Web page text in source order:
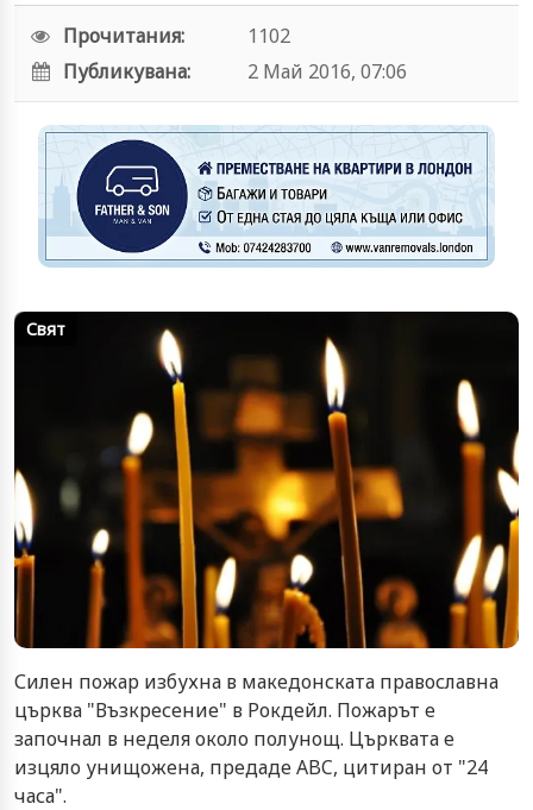
Прочитания:
1102
Публикувана:
2 Май 2016, 07:06
Свят
Силен пожар избухна в македонската православна
църква "Възкресение" в Рокдейл. Пожарът е
започнал в неделя около полунощ. Църквата е
изцяло унищожена, предаде ABC, цитиран от "24
часа".